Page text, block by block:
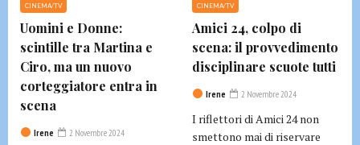
CINEMA/TV
Uomini e Donne:
scintille tra Martina e
Ciro, ma un nuovo
corteggiatore entra in
scena
Irene 2 Novembre 2024
CINEMA/TV
Amici 24, colpo di
scena: il provvedimento
disciplinare scuote tutti
Irene 2 Novembre 2024
I riflettori di Amici 24 non
smettono mai di riservare